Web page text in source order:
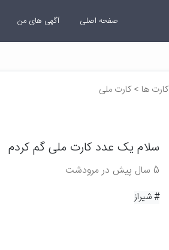
صفحه اصلی آگهی های من
کارت ها > کارت ملی
سلام یک عدد کارت ملی گم کردم
5 سال پیش در مرودشت
# شیراز